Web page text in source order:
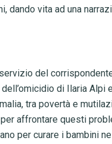
vita ad una
del
di Ilaria Alpi
tra povertà e
affrontare questi
per curare i bambini